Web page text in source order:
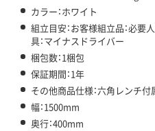
カラー：ホワイト
組立目安：お客様組立品：必要
具：マイナスドライバー
梱包数：1梱包
保証期間：1年
その他商品仕様：六角レンチ付
幅：1500mm
奥行：400mm